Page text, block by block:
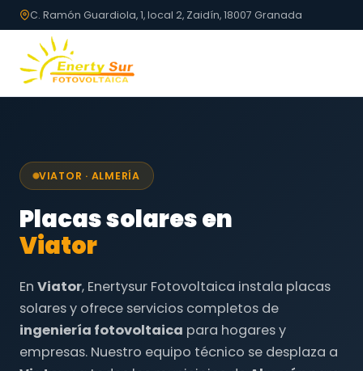
C. Ramón Guardiola, 1, local 2, Zaidín, 18007 Granada
VIATOR · ALMERÍA
Placas solares en
Viator
En Viator, Enertysur Fotovoltaica instala placas
solares y ofrece servicios completos de
ingeniería fotovoltaica para hogares y
empresas. Nuestro equipo técnico se desplaza a